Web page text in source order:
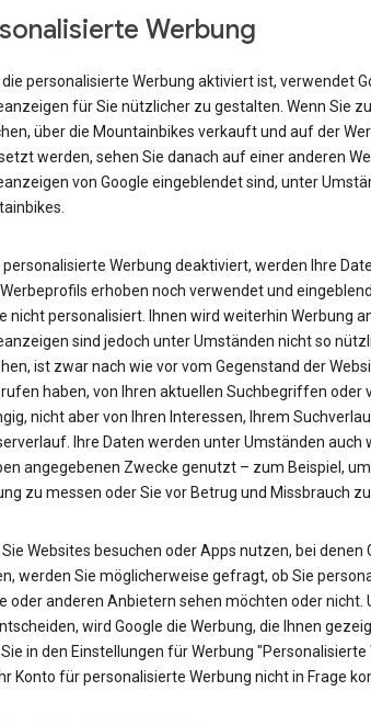
Werbung
die personalisierte Werbung aktiviert ist, verwendet
für Sie nützlicher zu gestalten. Wenn Sie
über die Mountainbikes verkauft und auf der
werden, sehen Sie danach auf einer anderen
von Google eingeblendet sind, unter
personalisierte Werbung deaktiviert, werden Ihre
erhoben noch verwendet und
nicht personalisiert. Ihnen wird weiterhin Werbung
sind jedoch unter Umständen nicht so
ist zwar nach wie vor vom Gegenstand der
haben, von Ihren aktuellen Suchbegriffen oder
nicht aber von Ihren Interessen, Ihrem
Ihre Daten werden unter Umständen auch
angegebenen Zwecke genutzt – zum Beispiel,
zu messen oder Sie vor Betrug und Missbrauch
Sie Websites besuchen oder Apps nutzen, bei
werden Sie möglicherweise gefragt, ob Sie
oder anderen Anbietern sehen möchten oder nicht.
wird Google die Werbung, die Ihnen
in den Einstellungen für Werbung
Konto für personalisierte Werbung nicht in Frage